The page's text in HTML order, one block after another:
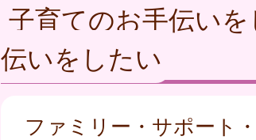
子育てのお手伝い
伝いをしたい
ファミリー・サポート